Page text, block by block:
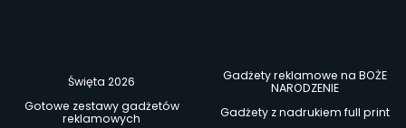
Święta 2026
Gadżety reklamowe na BOŻE
NARODZENIE
Gotowe zestawy gadżetów
reklamowych
Gadżety z nadrukiem full print